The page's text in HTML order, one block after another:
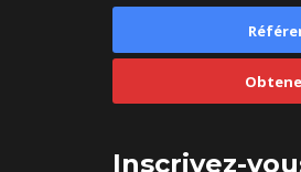
Inscrivez-